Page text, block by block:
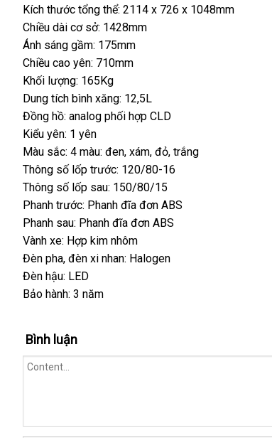
Kích thước tổng thể: 2114 x 726 x 1048mm
Chiều dài cơ sở: 1428mm
Ánh sáng gầm: 175mm
Chiều cao yên: 710mm
Khối lượng: 165Kg
Dung tích bình xăng: 12,5L
Đồng hồ: analog phối hợp CLD
Kiểu yên: 1 yên
Màu sắc: 4 màu: đen, xám, đỏ, trắng
Thông số lốp trước: 120/80-16
Thông số lốp sau: 150/80/15
Phanh trước: Phanh đĩa đơn ABS
Phanh sau: Phanh đĩa đơn ABS
Vành xe: Hợp kim nhôm
Đèn pha, đèn xi nhan: Halogen
Đèn hậu: LED
Bảo hành: 3 năm
Bình luận